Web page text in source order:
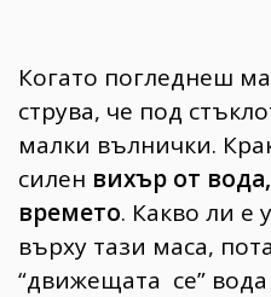
ПОСЛЕДВАЙТЕ
НИ
Когато погледнеш
струва, че под
малки вълнички.
силен вихър от
времето. Какво ли
върху тази маса,
“движещата се”